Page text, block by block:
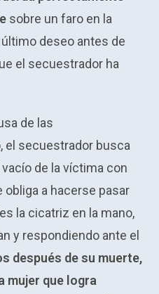
sobre un faro en la
deseo antes de
el secuestrador ha
de las
el secuestrador busca
de la víctima con
a hacerse pasar
la cicatriz en la mano,
y respondiendo ante el
después de su muerte,
mujer que logra